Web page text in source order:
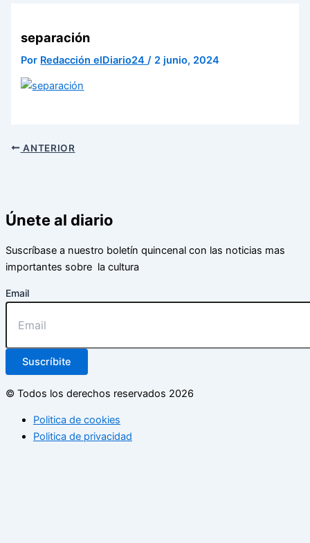
separación
Por Redacción elDiario24 / 2 junio, 2024
ANTERIOR
Únete al diario
Suscríbase a nuestro boletín quincenal con las noticias mas
importantes sobre la cultura
Email
Suscríbite
© Todos los derechos reservados 2026
Politica de cookies
Politica de privacidad